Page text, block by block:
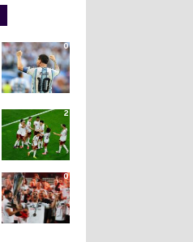
0
2
0